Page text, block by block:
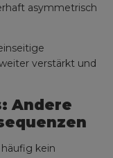
asymmetrisch
verstärkt und
Andere
kein